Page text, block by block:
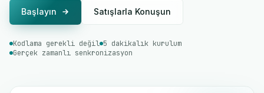
Başlayın Satışlarla Konuşun
Kodlama gerekli değil 5 dakikalık kurulum
Gerçek zamanlı senkronizasyon